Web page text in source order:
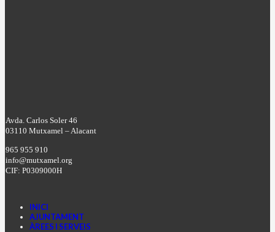
Avda. Carlos Soler 46
03110 Mutxamel – Alacant
965 955 910
info@mutxamel.org
CIF: P0309000H
INICI
AJUNTAMENT
ÀREES I SERVEIS